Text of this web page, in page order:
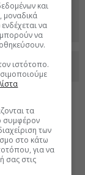
και
μοναδικά
να
να
ιστότοπο.
τα
συμφέρον
των
στο κάτω
για να
σας στις